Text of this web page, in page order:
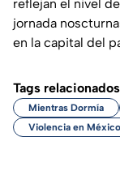
reflejan el nivel
jornada
en la capital del
Tags relacionados
Mientras Dormía
Violencia en México